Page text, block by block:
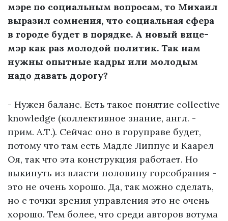
мэре по социальным вопросам, то Михаил
выразил сомнения, что социальная сфера
в городе будет в порядке. А новый вице-
мэр как раз молодой политик. Так нам
нужны опытные кадры или молодым
надо давать дорогу?
- Нужен баланс. Есть такое понятие collective
knowledge (коллективное знание, англ. -
прим. А.Т.). Сейчас оно в горуправе будет,
потому что там есть Мадле Липпус и Каарел
Оя, так что эта конструкция работает. Но
выкинуть из власти половину горсобрания -
это не очень хорошо. Да, так можно сделать,
но с точки зрения управления это не очень
хорошо. Тем более, что среди авторов вотума